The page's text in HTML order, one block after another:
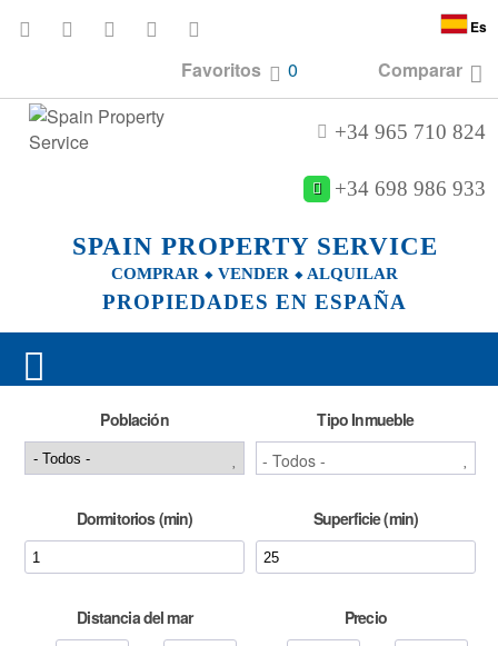
Favoritos 0 Comparar
Es
SPAIN PROPERTY SERVICE
COMPRAR ⬥ VENDER ⬥ ALQUILAR
PROPIEDADES EN ESPAÑA
+34 965 710 824
+34 698 986 933
Población Tipo Inmueble
Dormitorios (min) Superficie (min)
Distancia del mar Precio